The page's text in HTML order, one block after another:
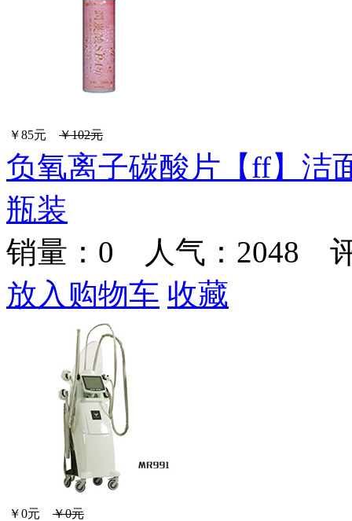
￥85元 ￥102元
负氧离子碳酸片【ff】洁
瓶装
销量： 0 人气：2048
放入购物车 收藏
￥0元 ￥0元